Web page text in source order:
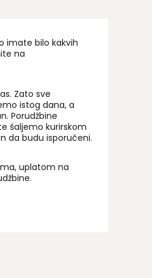
imate bilo kakvih
na
Zato sve
istog dana, a
Porudžbine
šaljemo kurirskom
da budu isporučeni.
uplatom na